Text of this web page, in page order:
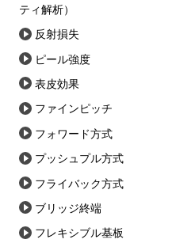
ティ解析）
反射損失
ピール強度
表皮効果
ファインピッチ
フォワード方式
プッシュプル方式
フライバック方式
ブリッジ終端
フレキシブル基板